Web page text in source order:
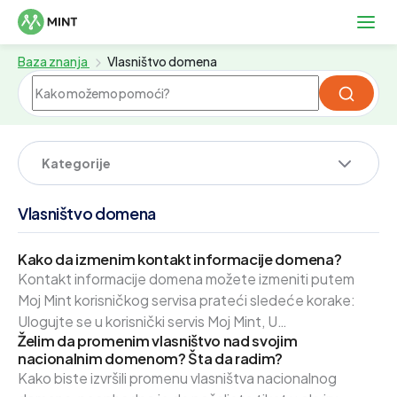
Baza znanja Vlasništvo domena
Vlasništvo domena
Kako da izmenim kontakt informacije domena?
Kontakt informacije domena možete izmeniti putem
Moj Mint korisničkog servisa prateći sledeće korake:
Ulogujte se u korisnički servis Moj Mint, U
navigaciji kliknite na Domeni, a potom na Moji domeni,
Odaberite domen i kliknite na ikonicu čekića, U sekciji
Upravljaj kliknite na Kontakt informacije, Na stranici koja
Želim da promenim vlasništvo nad svojim
nacionalnim domenom? Šta da radim?
Kako biste izvršili promenu vlasništva nacionalnog
Kategorije